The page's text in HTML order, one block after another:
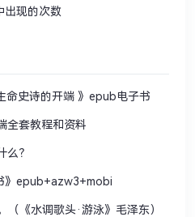
出现的次数
命史诗的开端 》epub电子书
全套教程和资料
么？
》epub+azw3+mobi
。（《水调歌头·游泳》毛泽东）